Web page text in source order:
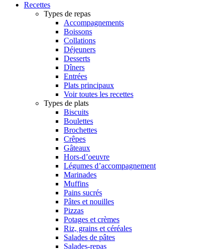
Recettes
Types de repas
Accompagnements
Boissons
Collations
Déjeuners
Desserts
Dîners
Entrées
Plats principaux
Voir toutes les recettes
Types de plats
Biscuits
Boulettes
Brochettes
Crêpes
Gâteaux
Hors-d’oeuvre
Légumes d’accompagnement
Marinades
Muffins
Pains sucrés
Pâtes et nouilles
Pizzas
Potages et crèmes
Riz, grains et céréales
Salades de pâtes
Salades-repas